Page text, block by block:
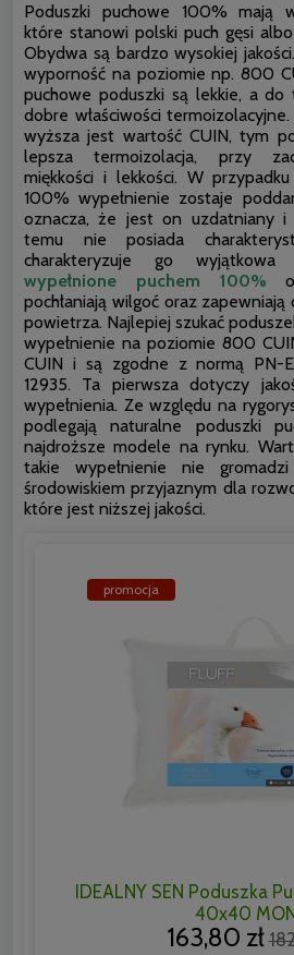
Poduszki puchowe 100% mają
które stanowi polski puch gęsi
Obydwa są bardzo wysokiej
wyporność na poziomie np. 800
puchowe poduszki są lekkie, a do
dobre właściwości
wyższa jest wartość CUIN, tym
lepsza termoizolacja, przy
miękkości i lekkości. W
100% wypełnienie zostaje
oznacza, że jest on uzdatniany i
temu nie posiada
charakteryzuje go wyjątkowa
wypełnione puchem 100% o
pochłaniają wilgoć oraz
powietrza. Najlepiej szukać
wypełnienie na poziomie 800
CUIN i są zgodne z normą PN-
12935. Ta pierwsza dotyczy
wypełnienia. Ze względu na
podlegają naturalne poduszki
najdroższe modele na rynku.
takie wypełnienie nie
środowiskiem przyjaznym dla
które jest niższej jakości.
IDEALNY SEN Poduszka
40x40
163,80 zł
promocja